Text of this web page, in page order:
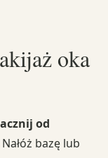
oka
od
Nałóż bazę lub